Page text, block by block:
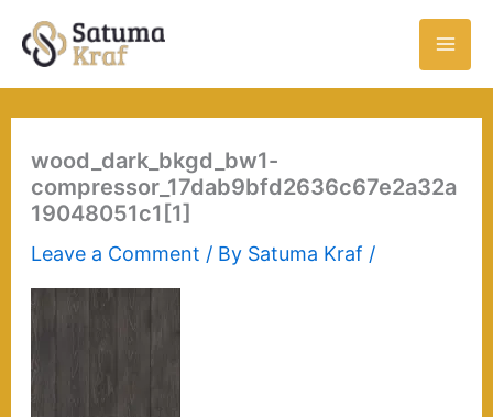
wood_dark_bkgd_bw1-
compressor_17dab9bfd2636c67e2a32a
19048051c1[1]
Leave a Comment / By Satuma Kraf /